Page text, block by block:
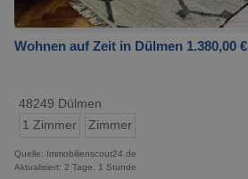
Wohnen auf Zeit in Dülmen 1.380,00 €
48249 Dülmen
1 Zimmer
Zimmer
Quelle: Immobilienscout24.de
Aktualisiert: 2 Tage, 1 Stunde